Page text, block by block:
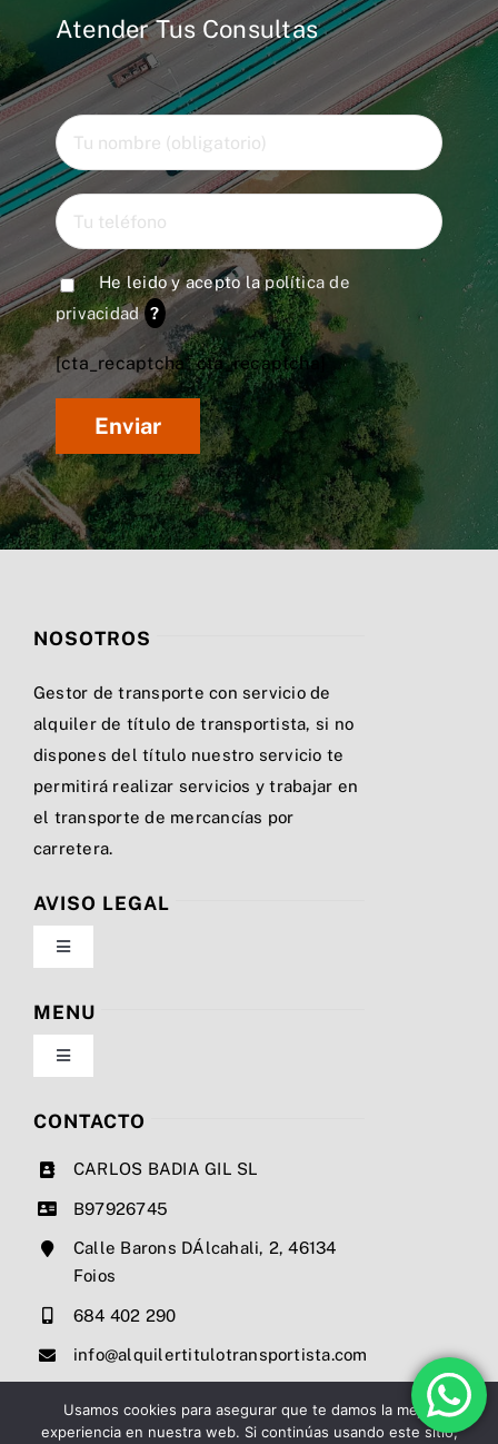
Atender Tus Consultas
He leido y acepto lapolítica de
privacidad ?
[cta_recaptcha* cta_recaptcha]
NOSOTROS
Gestor de transporte con servicio de
alquiler de título de transportista, si no
dispones del título nuestro servicio te
permitirá realizar servicios y trabajar en
el transporte de mercancías por
carretera.
AVISO LEGAL
Toggle
Navigation
Política de privacidad
Condiciones de uso
MENU
Toggle
Navigation
Nosotros
Precios
Contacto
CONTACTO
CARLOS BADIA GIL SL
B97926745
Calle Barons DÁlcahali, 2, 46134
Foios
684 402 290
info@alquilertitulotransportista.com
Usamos cookies para asegurar que te damos la mejor
experiencia en nuestra web. Si continúas usando este sitio,